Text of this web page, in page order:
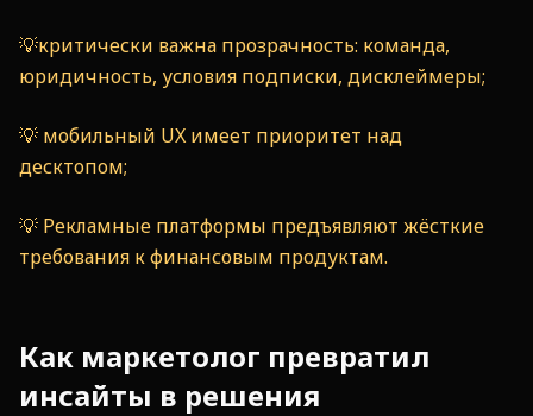
💡критически важна прозрачность: команда,
юридичность, условия подписки, дисклеймеры;
💡 мобильный UX имеет приоритет над
десктопом;
💡 Рекламные платформы предъявляют жёсткие
требования к финансовым продуктам.
Как маркетолог превратил
инсайты в решения